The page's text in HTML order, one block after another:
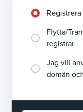
Flytta/
registrar
Jag vill
domän